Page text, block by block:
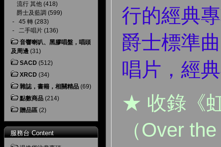
流行 其他 (418)
爵士及藍調 (599)
- 45 轉 (283)
- 二手唱片 (136)
音響喇叭、黑膠唱盤，唱頭
及周邊 (31)
SACD (512)
XRCD (34)
雜誌，書籍，相關精品 (69)
點數商品 (214)
贈品區 (2)
服務台 Content
行的經典
爵士標準
唱片，經
★ 收錄《
（Over